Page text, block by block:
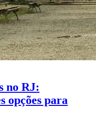
no RJ:
opções para